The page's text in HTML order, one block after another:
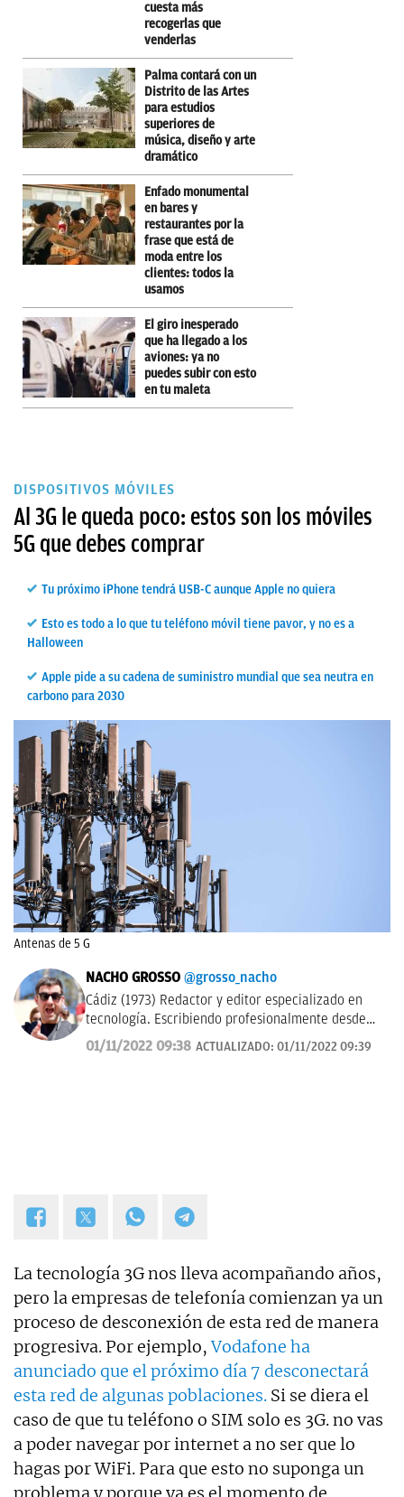
cuesta más
recogerlas que
venderlas
Palma contará con un
Distrito de las Artes
para estudios
superiores de
música, diseño y arte
dramático
Enfado monumental
en bares y
restaurantes por la
frase que está de
moda entre los
clientes: todos la
usamos
El giro inesperado
que ha llegado a los
aviones: ya no
puedes subir con esto
en tu maleta
DISPOSITIVOS MÓVILES
Al 3G le queda poco: estos son los móviles
5G que debes comprar
Tu próximo iPhone tendrá USB-C aunque Apple no quiera
Esto es todo a lo que tu teléfono móvil tiene pavor, y no es a
Halloween
Apple pide a su cadena de suministro mundial que sea neutra en
carbono para 2030
Antenas de 5 G
NACHO GROSSO @grosso_nacho
Cádiz (1973) Redactor y editor especializado en
tecnología. Escribiendo profesionalmente desde
2017 para medios de difusión y blogs en español.
01/11/2022 09:38 ACTUALIZADO: 01/11/2022 09:39
La tecnología 3G nos lleva acompañando años,
pero la empresas de telefonía comienzan ya un
proceso de desconexión de esta red de manera
progresiva. Por ejemplo,Vodafone ha
anunciado que el próximo día 7 desconectará
esta red de algunas poblaciones. Si se diera el
caso de que tu teléfono o SIM solo es 3G. no vas
a poder navegar por internet a no ser que lo
hagas por WiFi. Para que esto no suponga un